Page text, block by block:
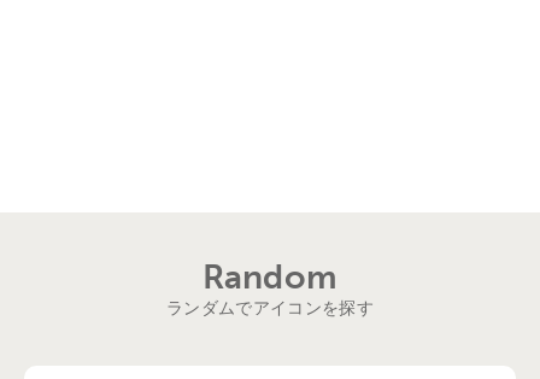
Random
ランダムでアイコンを探す